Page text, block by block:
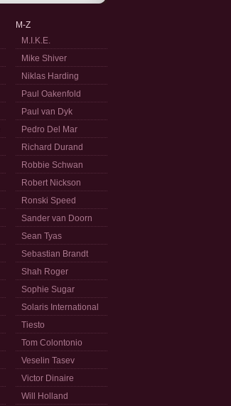
M-Z
M.I.K.E.
Mike Shiver
Niklas Harding
Paul Oakenfold
Paul van Dyk
Pedro Del Mar
Richard Durand
Robbie Schwan
Robert Nickson
Ronski Speed
Sander van Doorn
Sean Tyas
Sebastian Brandt
Shah Roger
Sophie Sugar
Solaris International
Tiesto
Tom Colontonio
Veselin Tasev
Victor Dinaire
Will Holland